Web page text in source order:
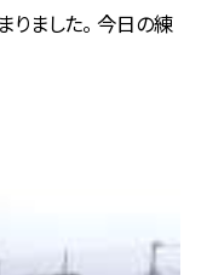
りました。 今日の練